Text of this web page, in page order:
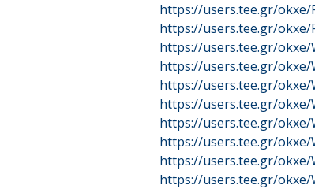
https://users.tee.gr/okxe/
https://users.tee.gr/okxe/
https://users.tee.gr/okxe/
https://users.tee.gr/okxe/
https://users.tee.gr/okxe/
https://users.tee.gr/okxe/
https://users.tee.gr/okxe/
https://users.tee.gr/okxe/
https://users.tee.gr/okxe/
https://users.tee.gr/okxe/